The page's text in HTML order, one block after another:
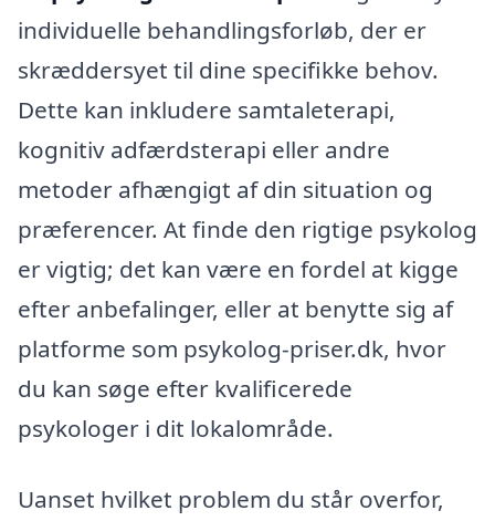
individuelle behandlingsforløb, der er
skræddersyet til dine specifikke behov.
Dette kan inkludere samtaleterapi,
kognitiv adfærdsterapi eller andre
metoder afhængigt af din situation og
præferencer. At finde den rigtige psykolog
er vigtig; det kan være en fordel at kigge
efter anbefalinger, eller at benytte sig af
platforme som psykolog-priser.dk, hvor
du kan søge efter kvalificerede
psykologer i dit lokalområde.
Uanset hvilket problem du står overfor,